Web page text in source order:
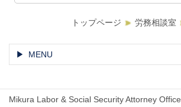
トップページ 労務相談室
MENU
Mikura Labor & Social Security Attorney Office